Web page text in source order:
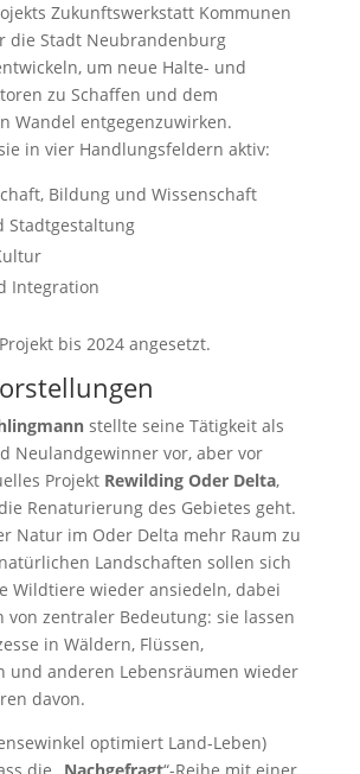
Zukunftswerkstatt Kommunen
die Stadt Neubrandenburg
um neue Halte- und
zu Schaffen und dem
Wandel entgegenzuwirken.
in vier Handlungsfeldern aktiv:
Bildung und Wissenschaft
Stadtgestaltung
Integration
bis 2024 angesetzt.
stellte seine Tätigkeit als
Neulandgewinner vor, aber vor
Projekt Rewilding Oder Delta,
Renaturierung des Gebietes geht.
Natur im Oder Delta mehr Raum zu
Landschaften sollen sich
Wildtiere wieder ansiedeln, dabei
von zentraler Bedeutung: sie lassen
in Wäldern, Flüssen,
und anderen Lebensräumen wieder
davon.
optimiert Land-Leben)